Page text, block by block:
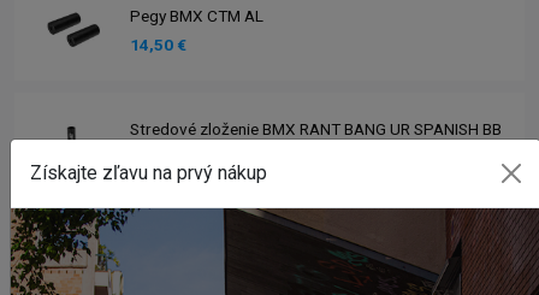
Pegy BMX CTM AL
14,50 €
Stredové zloženie BMX RANT BANG UR SPANISH BB
Zobraziť viac produktov
INSTAGRAM #BMXSHOPSK
Získajte zľavu na prvý nákup